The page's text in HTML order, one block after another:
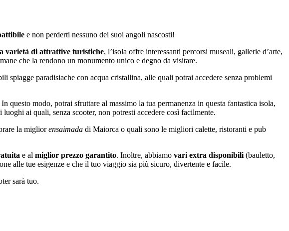
e non perderti nessuno dei suoi angoli nascosti!
varietà di attrattive turistiche, l’isola offre interessanti percorsi museali, gallerie d’arte,
che la rendono un monumento unico e degno da visitare.
spiagge paradisiache con acqua cristallina, alle quali potrai accedere senza problemi
modo, potrai sfruttare al massimo la tua permanenza in questa fantastica isola,
ai quali, senza scooter, non potresti accedere così facilmente.
la migliorensaimada di Maiorca o quali sono le migliori calette, ristoranti e pub
e al miglior prezzo garantito. Inoltre, abbiamo vari extra disponibili (bauletto,
alle tue esigenze e che il tuo viaggio sia più sicuro, divertente e facile.
sarà tuo.